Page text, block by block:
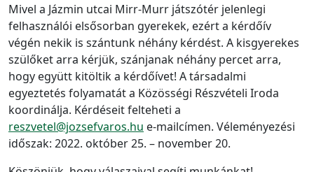
Mivel a Jázmin utcai Mirr-Murr játszótér jelenlegi
felhasználói elsősorban gyerekek, ezért a kérdőív
végén nekik is szántunk néhány kérdést. A kisgyerekes
szülőket arra kérjük, szánjanak néhány percet arra,
hogy együtt kitöltik a kérdőívet! A társadalmi
egyeztetés folyamatát a Közösségi Részvételi Iroda
koordinálja. Kérdéseit felteheti a
reszvetel@jozsefvaros.hu e-mailcímen. Véleményezési
időszak: 2022. október 25. – november 20.